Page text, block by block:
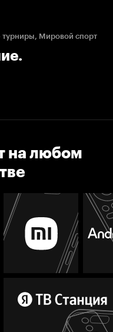
Мировой спорт
на любом